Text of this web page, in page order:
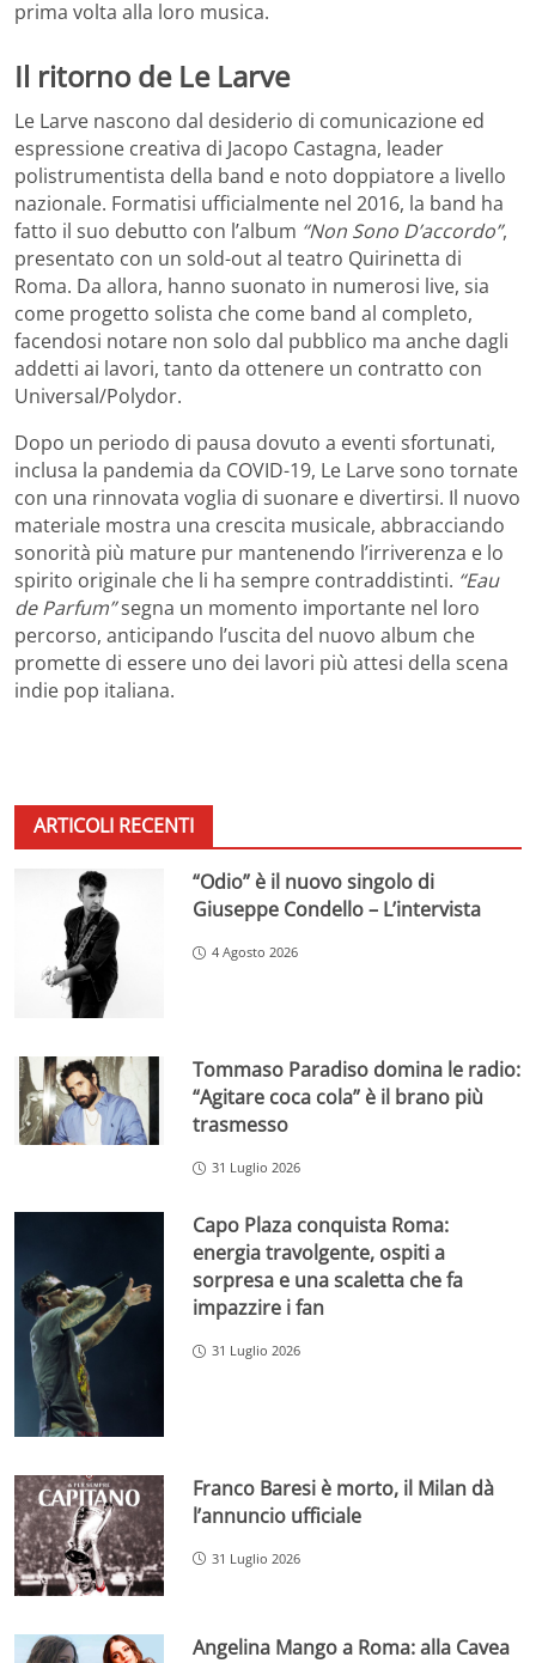
prima volta alla loro musica.
Il ritorno de Le Larve
Le Larve nascono dal desiderio di comunicazione ed
espressione creativa di Jacopo Castagna, leader
polistrumentista della band e noto doppiatore a livello
nazionale. Formatisi ufficialmente nel 2016, la band ha
fatto il suo debutto con l’album “Non Sono D’accordo”,
presentato con un sold-out al teatro Quirinetta di
Roma. Da allora, hanno suonato in numerosi live, sia
come progetto solista che come band al completo,
facendosi notare non solo dal pubblico ma anche dagli
addetti ai lavori, tanto da ottenere un contratto con
Universal/Polydor.
Dopo un periodo di pausa dovuto a eventi sfortunati,
inclusa la pandemia da COVID-19, Le Larve sono tornate
con una rinnovata voglia di suonare e divertirsi. Il nuovo
materiale mostra una crescita musicale, abbracciando
sonorità più mature pur mantenendo l’irriverenza e lo
spirito originale che li ha sempre contraddistinti. “Eau
de Parfum”segna un momento importante nel loro
percorso, anticipando l’uscita del nuovo album che
promette di essere uno dei lavori più attesi della scena
indie pop italiana.
ARTICOLI RECENTI
“Odio” è il nuovo singolo di
Giuseppe Condello – L’intervista
4 Agosto 2026
Tommaso Paradiso domina le radio:
“Agitare coca cola” è il brano più
trasmesso
31 Luglio 2026
Capo Plaza conquista Roma:
energia travolgente, ospiti a
sorpresa e una scaletta che fa
impazzire i fan
31 Luglio 2026
Franco Baresi è morto, il Milan dà
l’annuncio ufficiale
31 Luglio 2026
Angelina Mango a Roma: alla Cavea